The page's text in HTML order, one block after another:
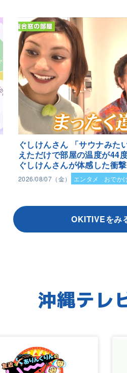
ぐしけんさん 「サウナみた
えただけで部屋の温度が44
ぐしけんさんが体感した衝
2026/08/07（金） エンタメ おでか
OKITIVEをみ
沖縄テレ